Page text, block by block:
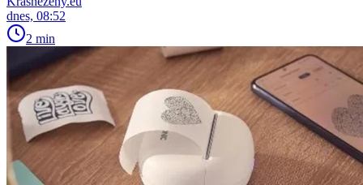
dnes, 08:52
2 min